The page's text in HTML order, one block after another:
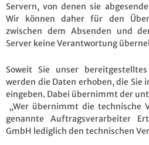
Servern, von denen sie
Wir können daher für den
zwischen dem Absenden und
Server keine Verantwortung
Soweit Sie unser
werden die Daten erhoben, die Sie
eingeben. Dabei übernimmt der
„Wer übernimmt die technische
genannte Auftragsverarbeiter
GmbH lediglich den technischen